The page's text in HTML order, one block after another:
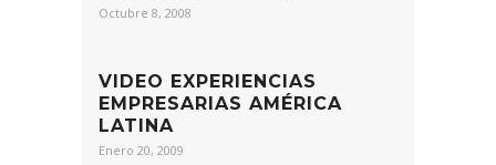
Octubre 8, 2008
VIDEO EXPERIENCIAS
EMPRESARIAS AMÉRICA
LATINA
Enero 20, 2009